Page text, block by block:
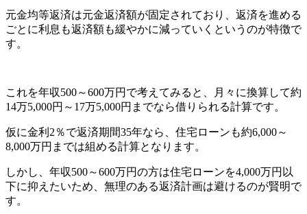
元金均等返済は元金返済額が固定されており、返済を進める
ごとに利息も返済額も緩やかに減っていくというのが特徴で
す。
これを年収500～600万円で考えてみると、月々に換算して約
14万5,000円～17万5,000円までなら借りられる計算です。
仮に金利2％で返済期間35年なら、住宅ローンも約6,000～
8,000万円までは組める計算となります。
しかし、年収500～600万円の方は住宅ローンを4,000万円以
下に抑えたいため、無理のある返済計画は避けるのが賢明で
す。